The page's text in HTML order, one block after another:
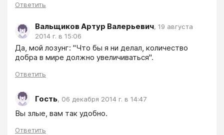
Ответить
Вальщиков Артур Валерьевич, 19 августа
2014 г. в 15:06
Да, мой лозунг: "Что бы я ни делал, количество
добра в мире должно увеличиваться".
Ответить
Гость, 06 декабря 2014 г. в 14:47
Вы злые, вам так удобно.
Ответить